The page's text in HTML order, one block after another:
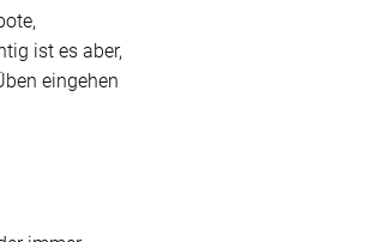
ist es aber,
eingehen